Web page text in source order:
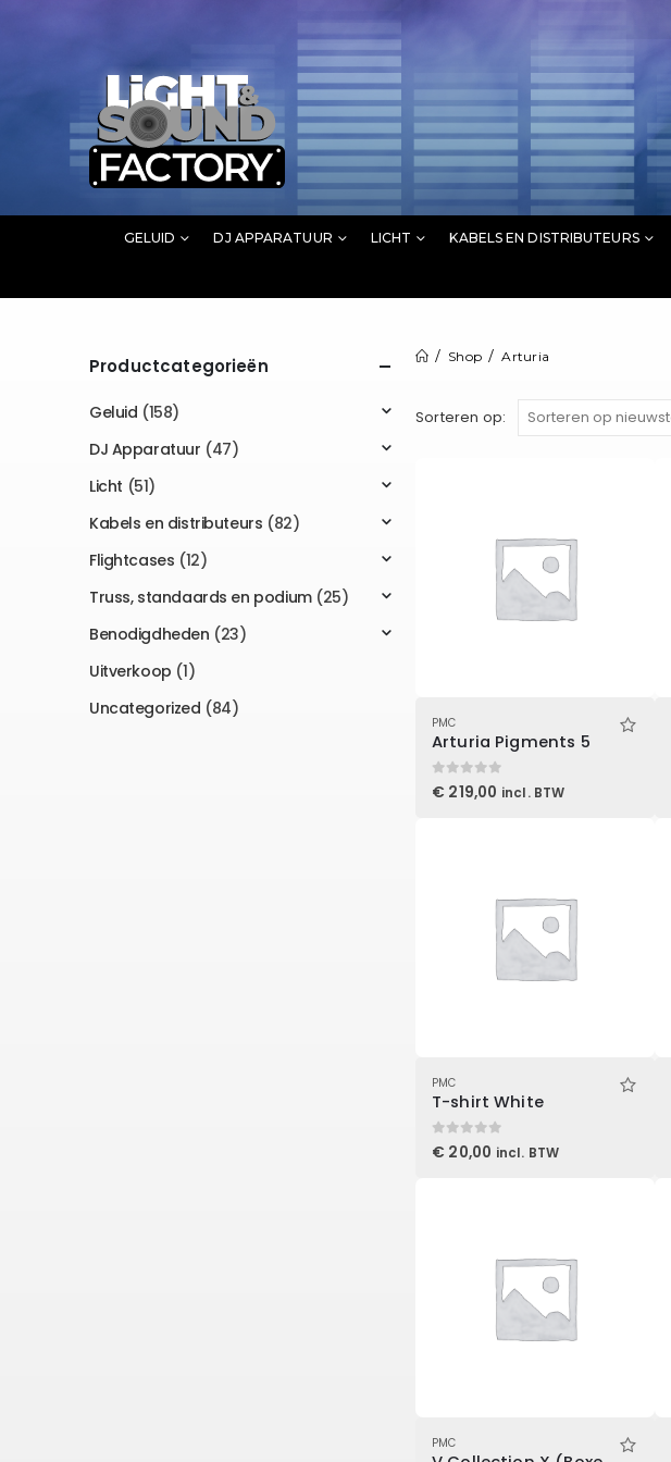
GELUID DJ APPARATUUR LICHT KABELS EN DISTRIBUTEURS
Shop Arturia
Sorteren op:
PMC
Arturia Pigments 5
0out of 5
€ 219,00 incl. BTW
PMC
T-shirt White
0out of 5
€ 20,00 incl. BTW
PMC
Productcategorieën
Geluid (158)
DJ Apparatuur (47)
Licht (51)
Kabels en distributeurs (82)
Flightcases (12)
Truss, standaards en podium (25)
Benodigdheden (23)
Uitverkoop (1)
Uncategorized (84)